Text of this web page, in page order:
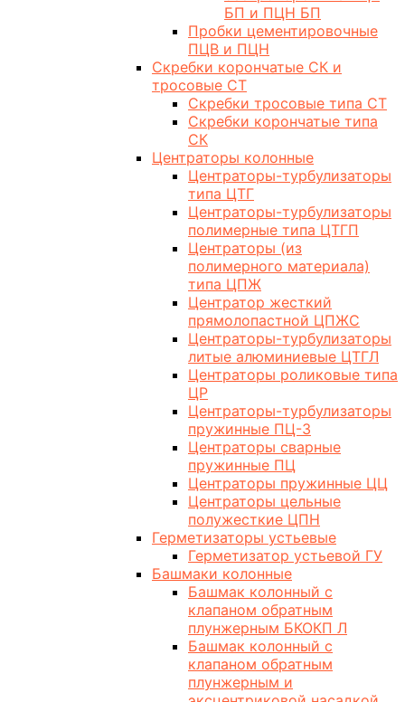
БП и ПЦН БП
Пробки цементировочные
ПЦВ и ПЦН
Скребки корончатые СК и
тросовые СТ
Скребки тросовые типа СТ
Скребки корончатые типа
СК
Центраторы колонные
Центраторы-турбулизаторы
типа ЦТГ
Центраторы-турбулизаторы
полимерные типа ЦТГП
Центраторы (из
полимерного материала)
типа ЦПЖ
Центратор жесткий
прямолопастной ЦПЖС
Центраторы-турбулизаторы
литые алюминиевые ЦТГЛ
Центраторы роликовые типа
ЦР
Центраторы-турбулизаторы
пружинные ПЦ-3
Центраторы сварные
пружинные ПЦ
Центраторы пружинные ЦЦ
Центраторы цельные
полужесткие ЦПН
Герметизаторы устьевые
Герметизатор устьевой ГУ
Башмаки колонные
Башмак колонный с
клапаном обратным
плунжерным БКОКП Л
Башмак колонный с
клапаном обратным
плунжерным и